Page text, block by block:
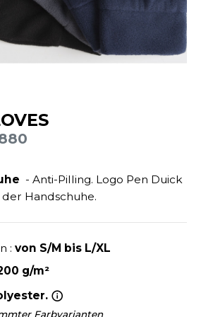
- Anti-Pilling. Logo Pen Duick
Handschuhe.
: von S/M bis L/XL
g/m²
Farbvarianten